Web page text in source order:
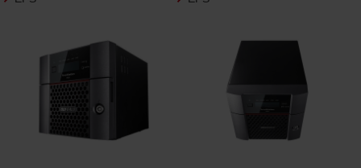
除き、上記の目的、利用方法以外に商品写真
データを利用することはできません。
3.遵守事項
お客様は、商品写真データの利用に際し、次
の各号に掲げる事項を遵守するものとしま